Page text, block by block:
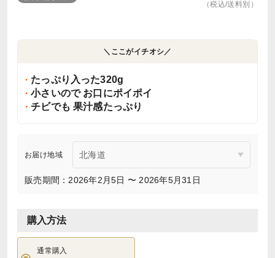
（税込/送料別）
＼ここがイチオシ／
たっぷり入った320g
小さいので お口にポイポイ
チビでも 果汁感たっぷり
お届け地域
販売期間：2026年2月5日 〜 2026年5月31日
購入方法
通常購入